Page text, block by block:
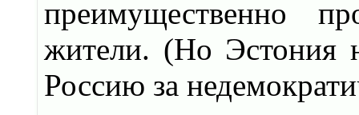
преимущественно
жители. (Но Эстония
Россию за